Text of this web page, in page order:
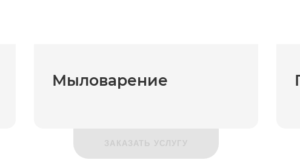
Мыловарение
ЗАКАЗАТЬ УСЛУГУ